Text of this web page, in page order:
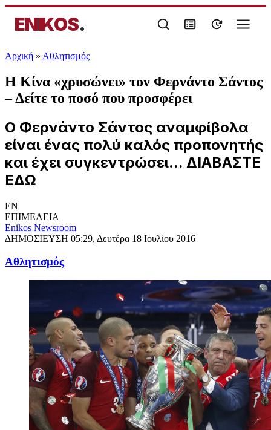
ENIKOS.
Αρχική » Αθλητισμός
Η Κίνα «χρυσώνει» τον Φερνάντο Σάντος
– Δείτε το ποσό που προσφέρει
Ο Φερνάντο Σάντος αναμφίβολα
είναι ένας πολύ καλός προπονητής
και έχει συγκεντρώσει... ΔΙΑΒΑΣΤΕ
ΕΔΩ
EN
ΕΠΙΜΕΛΕΙΑ
Enikos Newsroom
ΔΗΜΟΣΙΕΥΣΗ 05:29, Δευτέρα 18 Ιουλίου 2016
Αθλητισμός